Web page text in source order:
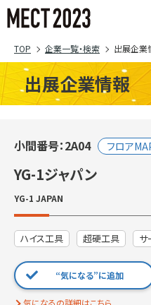
TOP 企業一覧・検索 出展企業
出展企業情報
小間番号：2A04 フロア
YG-1ジャパン
YG-1 JAPAN
ハイス工具 超硬工具 サ
“気になる”に追加
気になるの詳細はこちら